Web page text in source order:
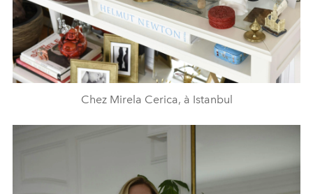
Chez Mirela Cerica, à Istanbul